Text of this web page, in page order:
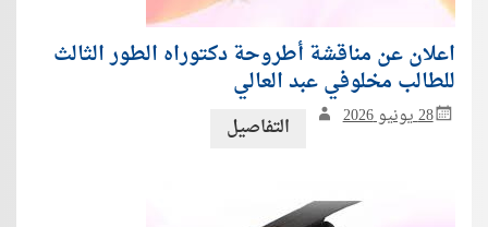
اعلان عن مناقشة أطروحة دكتوراه الطور الثالث
للطالب مخلوفي عبد العالي
28 يونيو 2026 التفاصيل